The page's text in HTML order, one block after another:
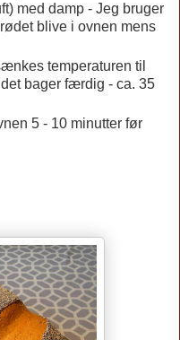
med damp - Jeg bruger
blive i ovnen mens
temperaturen til
bager færdig - ca. 35
5 - 10 minutter før